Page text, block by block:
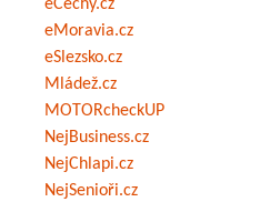
eČechy.cz
eMoravia.cz
eSlezsko.cz
Mládež.cz
MOTORcheckUP
NejBusiness.cz
NejChlapi.cz
NejSenioři.cz